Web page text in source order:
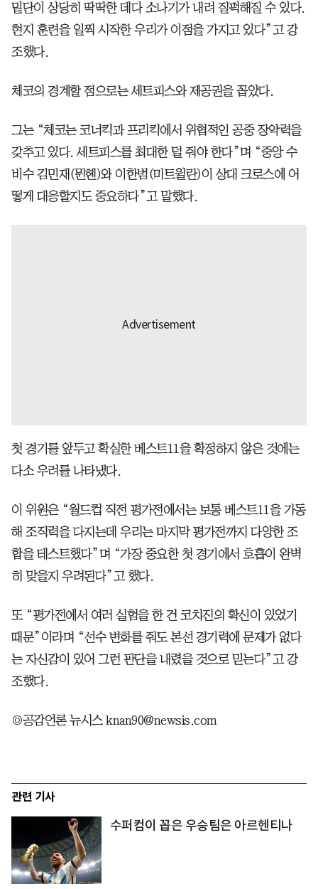
밑단이 상당히 딱딱한 데다 소나기가 내려 질퍽해질 수 있다.
현지 훈련을 일찍 시작한 우리가 이점을 가지고 있다”고 강
조했다.
체코의 경계할 점으로는 세트피스와 제공권을 꼽았다.
그는 “체코는 코너킥과 프리킥에서 위협적인 공중 장악력을
갖추고 있다. 세트피스를 최대한 덜 줘야 한다”며 “중앙 수
비수 김민재(뮌헨)와 이한범(미트윌란)이 상대 크로스에 어
떻게 대응할지도 중요하다”고 말했다.
첫 경기를 앞두고 확실한 베스트11을 확정하지 않은 것에는
다소 우려를 나타냈다.
이 위원은 “월드컵 직전 평가전에서는 보통 베스트11을 가동
해 조직력을 다지는데 우리는 마지막 평가전까지 다양한 조
합을 테스트했다”며 “가장 중요한 첫 경기에서 호흡이 완벽
히 맞을지 우려된다”고 했다.
또 “평가전에서 여러 실험을 한 건 코치진의 확신이 있었기
때문”이라며 “선수 변화를 줘도 본선 경기력에 문제가 없다
는 자신감이 있어 그런 판단을 내렸을 것으로 믿는다”고 강
조했다.
◎공감언론 뉴시스 knan90@newsis.com
관련 기사
수퍼컴이 꼽은 우승팀은 아르헨티나